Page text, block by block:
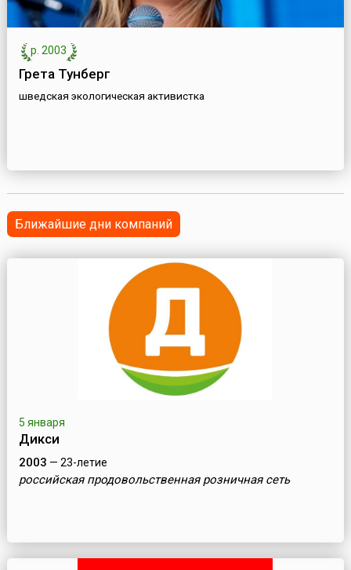
р. 2003
Грета Тунберг
шведская экологическая активистка
Ближайшие дни компаний
5 января
Дикси
2003 — 23-летие
российская продовольственная розничная сеть